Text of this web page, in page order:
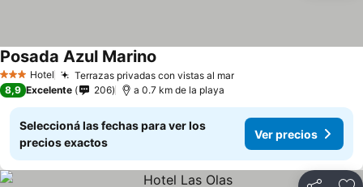
3 Estrellas
Hotel Terrazas privadas con vistas al mar
Posada Azul Marino
8,9 Excelente 206 a 0.7 km de la playa
Seleccioná las fechas para ver los
precios exactos
Ver precios